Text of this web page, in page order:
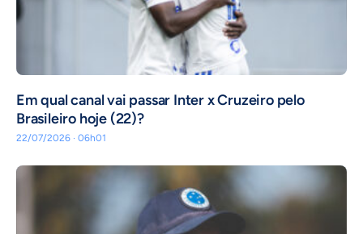
Em qual canal vai passar Inter x Cruzeiro pelo
Brasileiro hoje (22)?
22/07/2026 · 06h01